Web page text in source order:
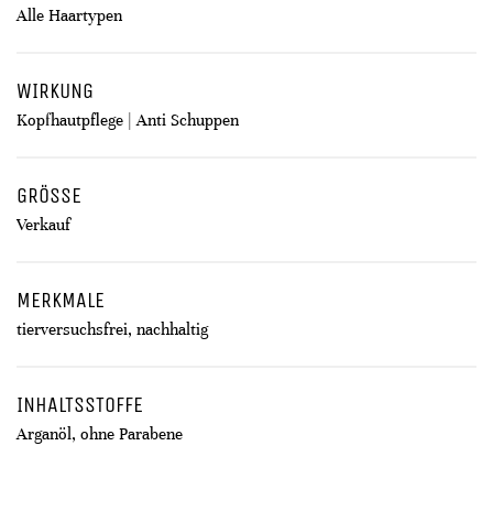
Alle Haartypen
WIRKUNG
Kopfhautpflege | Anti Schuppen
GRÖSSE
Verkauf
MERKMALE
tierversuchsfrei, nachhaltig
INHALTSSTOFFE
Arganöl, ohne Parabene